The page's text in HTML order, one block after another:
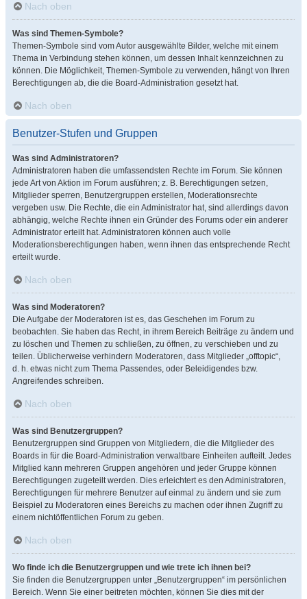
Nach oben
Was sind Themen-Symbole?
Themen-Symbole sind vom Autor ausgewählte Bilder, welche mit einem
Thema in Verbindung stehen können, um dessen Inhalt kennzeichnen zu
können. Die Möglichkeit, Themen-Symbole zu verwenden, hängt von Ihren
Berechtigungen ab, die die Board-Administration gesetzt hat.
Nach oben
Benutzer-Stufen und Gruppen
Was sind Administratoren?
Administratoren haben die umfassendsten Rechte im Forum. Sie können
jede Art von Aktion im Forum ausführen; z. B. Berechtigungen setzen,
Mitglieder sperren, Benutzergruppen erstellen, Moderationsrechte
vergeben usw. Die Rechte, die ein Administrator hat, sind allerdings davon
abhängig, welche Rechte ihnen ein Gründer des Forums oder ein anderer
Administrator erteilt hat. Administratoren können auch volle
Moderationsberechtigungen haben, wenn ihnen das entsprechende Recht
erteilt wurde.
Nach oben
Was sind Moderatoren?
Die Aufgabe der Moderatoren ist es, das Geschehen im Forum zu
beobachten. Sie haben das Recht, in ihrem Bereich Beiträge zu ändern und
zu löschen und Themen zu schließen, zu öffnen, zu verschieben und zu
teilen. Üblicherweise verhindern Moderatoren, dass Mitglieder „offtopic“,
d. h. etwas nicht zum Thema Passendes, oder Beleidigendes bzw.
Angreifendes schreiben.
Nach oben
Was sind Benutzergruppen?
Benutzergruppen sind Gruppen von Mitgliedern, die die Mitglieder des
Boards in für die Board-Administration verwaltbare Einheiten aufteilt. Jedes
Mitglied kann mehreren Gruppen angehören und jeder Gruppe können
Berechtigungen zugeteilt werden. Dies erleichtert es den Administratoren,
Berechtigungen für mehrere Benutzer auf einmal zu ändern und sie zum
Beispiel zu Moderatoren eines Bereichs zu machen oder ihnen Zugriff zu
einem nichtöffentlichen Forum zu geben.
Nach oben
Wo finde ich die Benutzergruppen und wie trete ich ihnen bei?
Sie finden die Benutzergruppen unter „Benutzergruppen“ im persönlichen
Bereich. Wenn Sie einer beitreten möchten, können Sie dies mit der